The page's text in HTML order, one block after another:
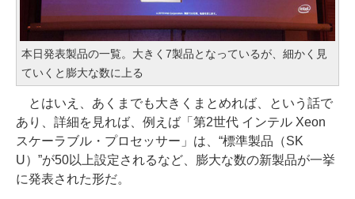
本日発表製品の一覧。大きく7製品となっているが、細かく見
ていくと膨大な数に上る
とはいえ、あくまでも大きくまとめれば、という話で
あり、詳細を見れば、例えば「第2世代 インテル Xeon
スケーラブル・プロセッサー」は、“標準製品（SK
U）”が50以上設定されるなど、膨大な数の新製品が一挙
に発表された形だ。